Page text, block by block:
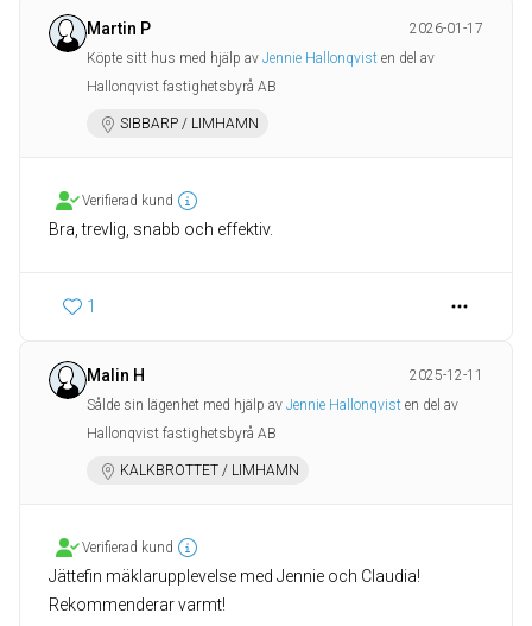
Martin P
2026-01-17
Köpte sitt hus med hjälp av Jennie Hallonqvist en del av
Hallonqvist fastighetsbyrå AB
SIBBARP / LIMHAMN
Verifierad kund
Bra, trevlig, snabb och effektiv.
1
Malin H
2025-12-11
Sålde sin lägenhet med hjälp av Jennie Hallonqvist en del av
Hallonqvist fastighetsbyrå AB
KALKBROTTET / LIMHAMN
Verifierad kund
Jättefin mäklarupplevelse med Jennie och Claudia!
Rekommenderar varmt!